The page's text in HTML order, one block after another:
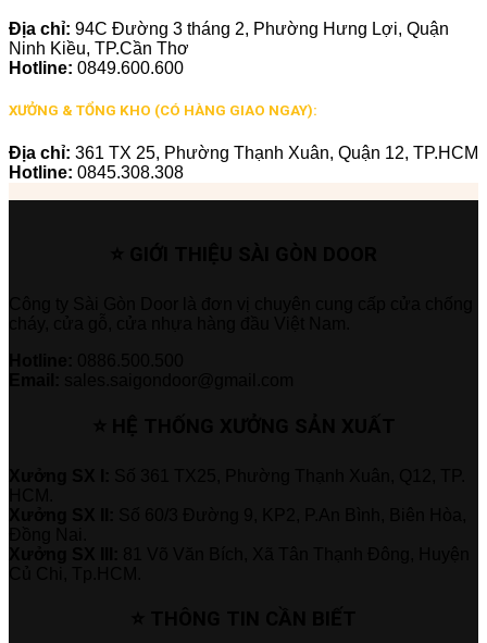
Địa chỉ: 94C Đường 3 tháng 2, Phường Hưng Lợi, Quận
Ninh Kiều, TP.Cần Thơ
Hotline: 0849.600.600
XƯỞNG & TỔNG KHO (CÓ HÀNG GIAO NGAY):
Địa chỉ: 361 TX 25, Phường Thạnh Xuân, Quận 12, TP.HCM
Hotline: 0845.308.308